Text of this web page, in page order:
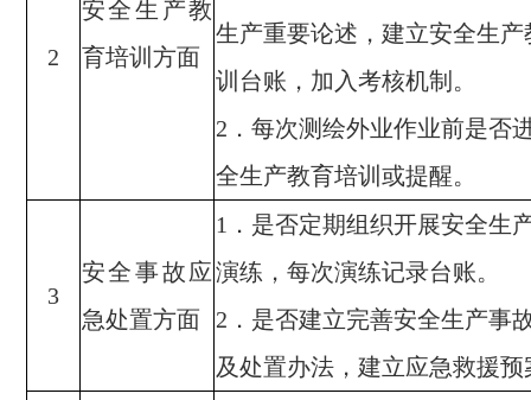
2
安全生产教
育培训方面
生产重要论述，建立安全生产
训台账，加入考核机制。
2 ．每次测绘外业作业前是否
全生产教育培训或提醒。
3
安全事故应
急处置方面
1 ．是否定期组织开展安全生
演练，每次演练记录台账。
2 ．是否建立完善安全生产事
及处置办法，建立应急救援预